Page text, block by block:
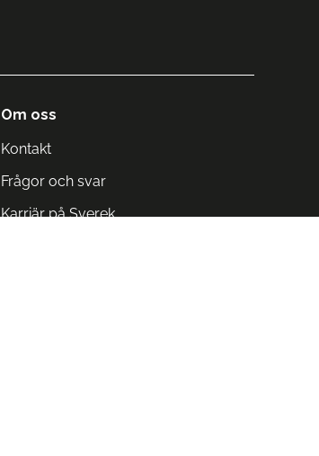
Om oss
Kontakt
Frågor och svar
Karriär på Sverek